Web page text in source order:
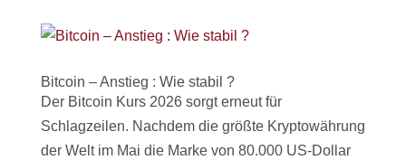
Bitcoin – Anstieg : Wie stabil ?
Der Bitcoin Kurs 2026 sorgt erneut für
Schlagzeilen. Nachdem die größte Kryptowährung
der Welt im Mai die Marke von 80.000 US-Dollar